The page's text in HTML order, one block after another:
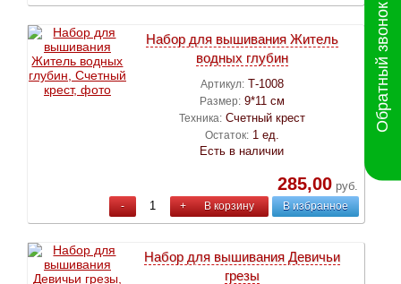
Набор для вышивания Житель
водных глубин
Артикул: Т-1008
Размер: 9*11 см
Техника: Счетный крест
Остаток: 1 ед.
Есть в наличии
285,00руб.
- + В корзину В избранное
Набор для вышивания Девичьи
грезы
Обратный звонок